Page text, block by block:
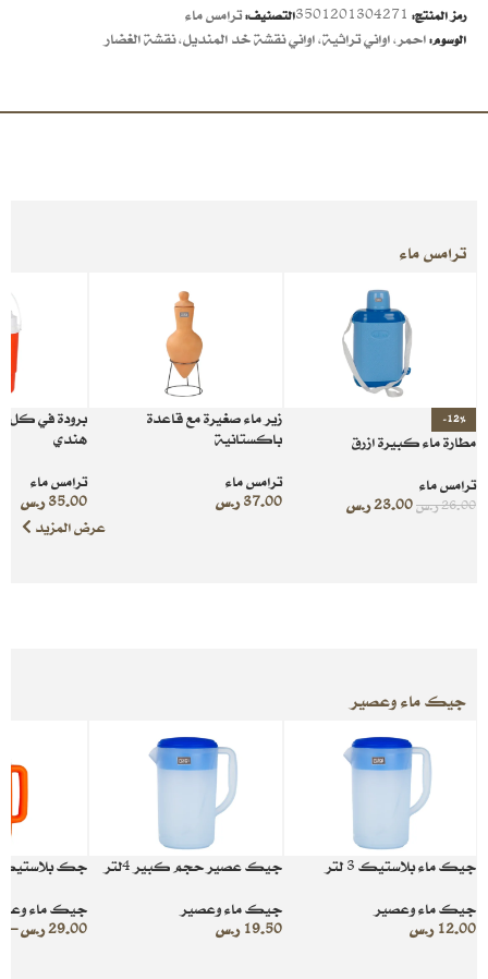
رمز المنتج: 3501201304271التصنيف:ترامس ماء
الوسوم:احمر,اواني تراثية,اواني نقشة خد المنديل,نقشة الغضار
ترامس ماء
-12%
مطارة ماء كبيرة ازرق
ترامس ماء
26.00ر.س23.00ر.س
زير ماء صغيرة مع قاعدة
باكستانية
ترامس ماء
37.00 ر.س
برودة في كل
هندي
ترامس ماء
35.00ر.س
عرض المزيد
جيك ماء وعصير
جيك ماء بلاستيك 3 لتر
جيك ماء وعصير
12.00 ر.س
جيك عصير حجم كبير 4لتر
جيك ماء وعصير
19.50 ر.س
جك
جيك ماء
29.00ر.س–